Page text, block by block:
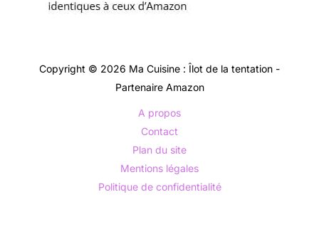
Copyright © 2026 Ma Cuisine : Îlot de la tentation -
Partenaire Amazon
A propos
Contact
Plan du site
Mentions légales
Politique de confidentialité